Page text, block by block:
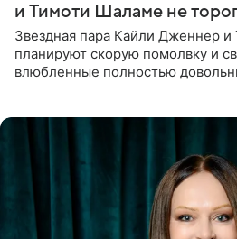
и Тимоти Шаламе не
Звездная пара Кайли Дженнер
планируют скорую помолвку и
влюбленные полностью